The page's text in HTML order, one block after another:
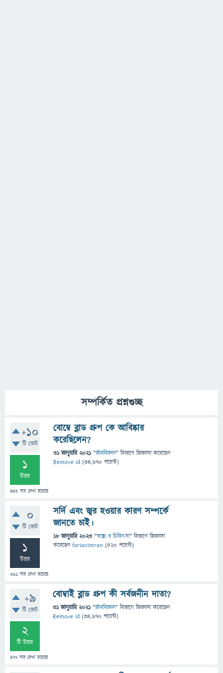
সম্পর্কিত প্রশ্নগুচ্ছ
+10
টি ভোট
1
উত্তর
443 বার দেখা হয়েছে
বোম্বে ব্লাড গ্রুপ কে আবিষ্কার
করেছিলেন?
31 জানুয়ারি 2021 "জীববিজ্ঞান" বিভাগে জিজ্ঞাসাকরেছেন
Remove id (34,670 পয়েন্ট)
0
টি ভোট
1
উত্তর
391 বার দেখা হয়েছে
সর্দি এবং জ্বর হওয়ার কারণ সম্পর্কে
জানতে চাই।
18 জানুয়ারি 2023 "স্বাস্থ্য ও চিকিৎসা" বিভাগে জিজ্ঞাসা
করেছেনfarianimran (520 পয়েন্ট)
+9
টি ভোট
2
টি উত্তর
477 বার দেখা হয়েছে
বোম্বাই ব্লাড গ্রুপ কী সর্বজনীন দাতা?
31 জানুয়ারি 2021 "জীববিজ্ঞান" বিভাগে জিজ্ঞাসাকরেছেন
Remove id (34,670 পয়েন্ট)